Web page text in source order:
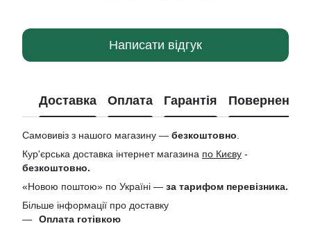
Написати відгук
Доставка Оплата Гарантія Повернення
Самовивіз з нашого магазину — безкоштовно.
Кур'єрська доставка інтернет магазина по Києву -
безкоштовно.
«Новою поштою» по Україні — за тарифом перевізника.
Більше інформації про доставку
Оплата готівкою